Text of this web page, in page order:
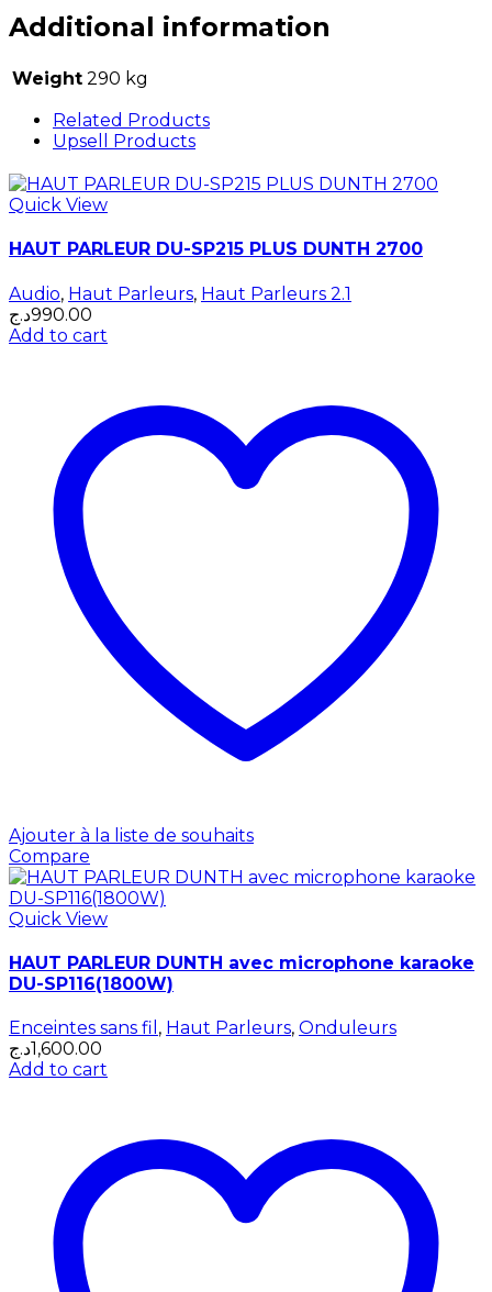
Additional information
Weight 290 kg
Related Products
Upsell Products
Quick View
HAUT PARLEUR DU-SP215 PLUS DUNTH 2700
Audio, Haut Parleurs, Haut Parleurs 2.1
990.00د.ج
Add to cart
Ajouter à la liste de souhaits
Compare
Quick View
HAUT PARLEUR DUNTH avec microphone karaoke
DU-SP116(1800W)
Enceintes sans fil , Haut Parleurs, Onduleurs
1,600.00د.ج
Add to cart